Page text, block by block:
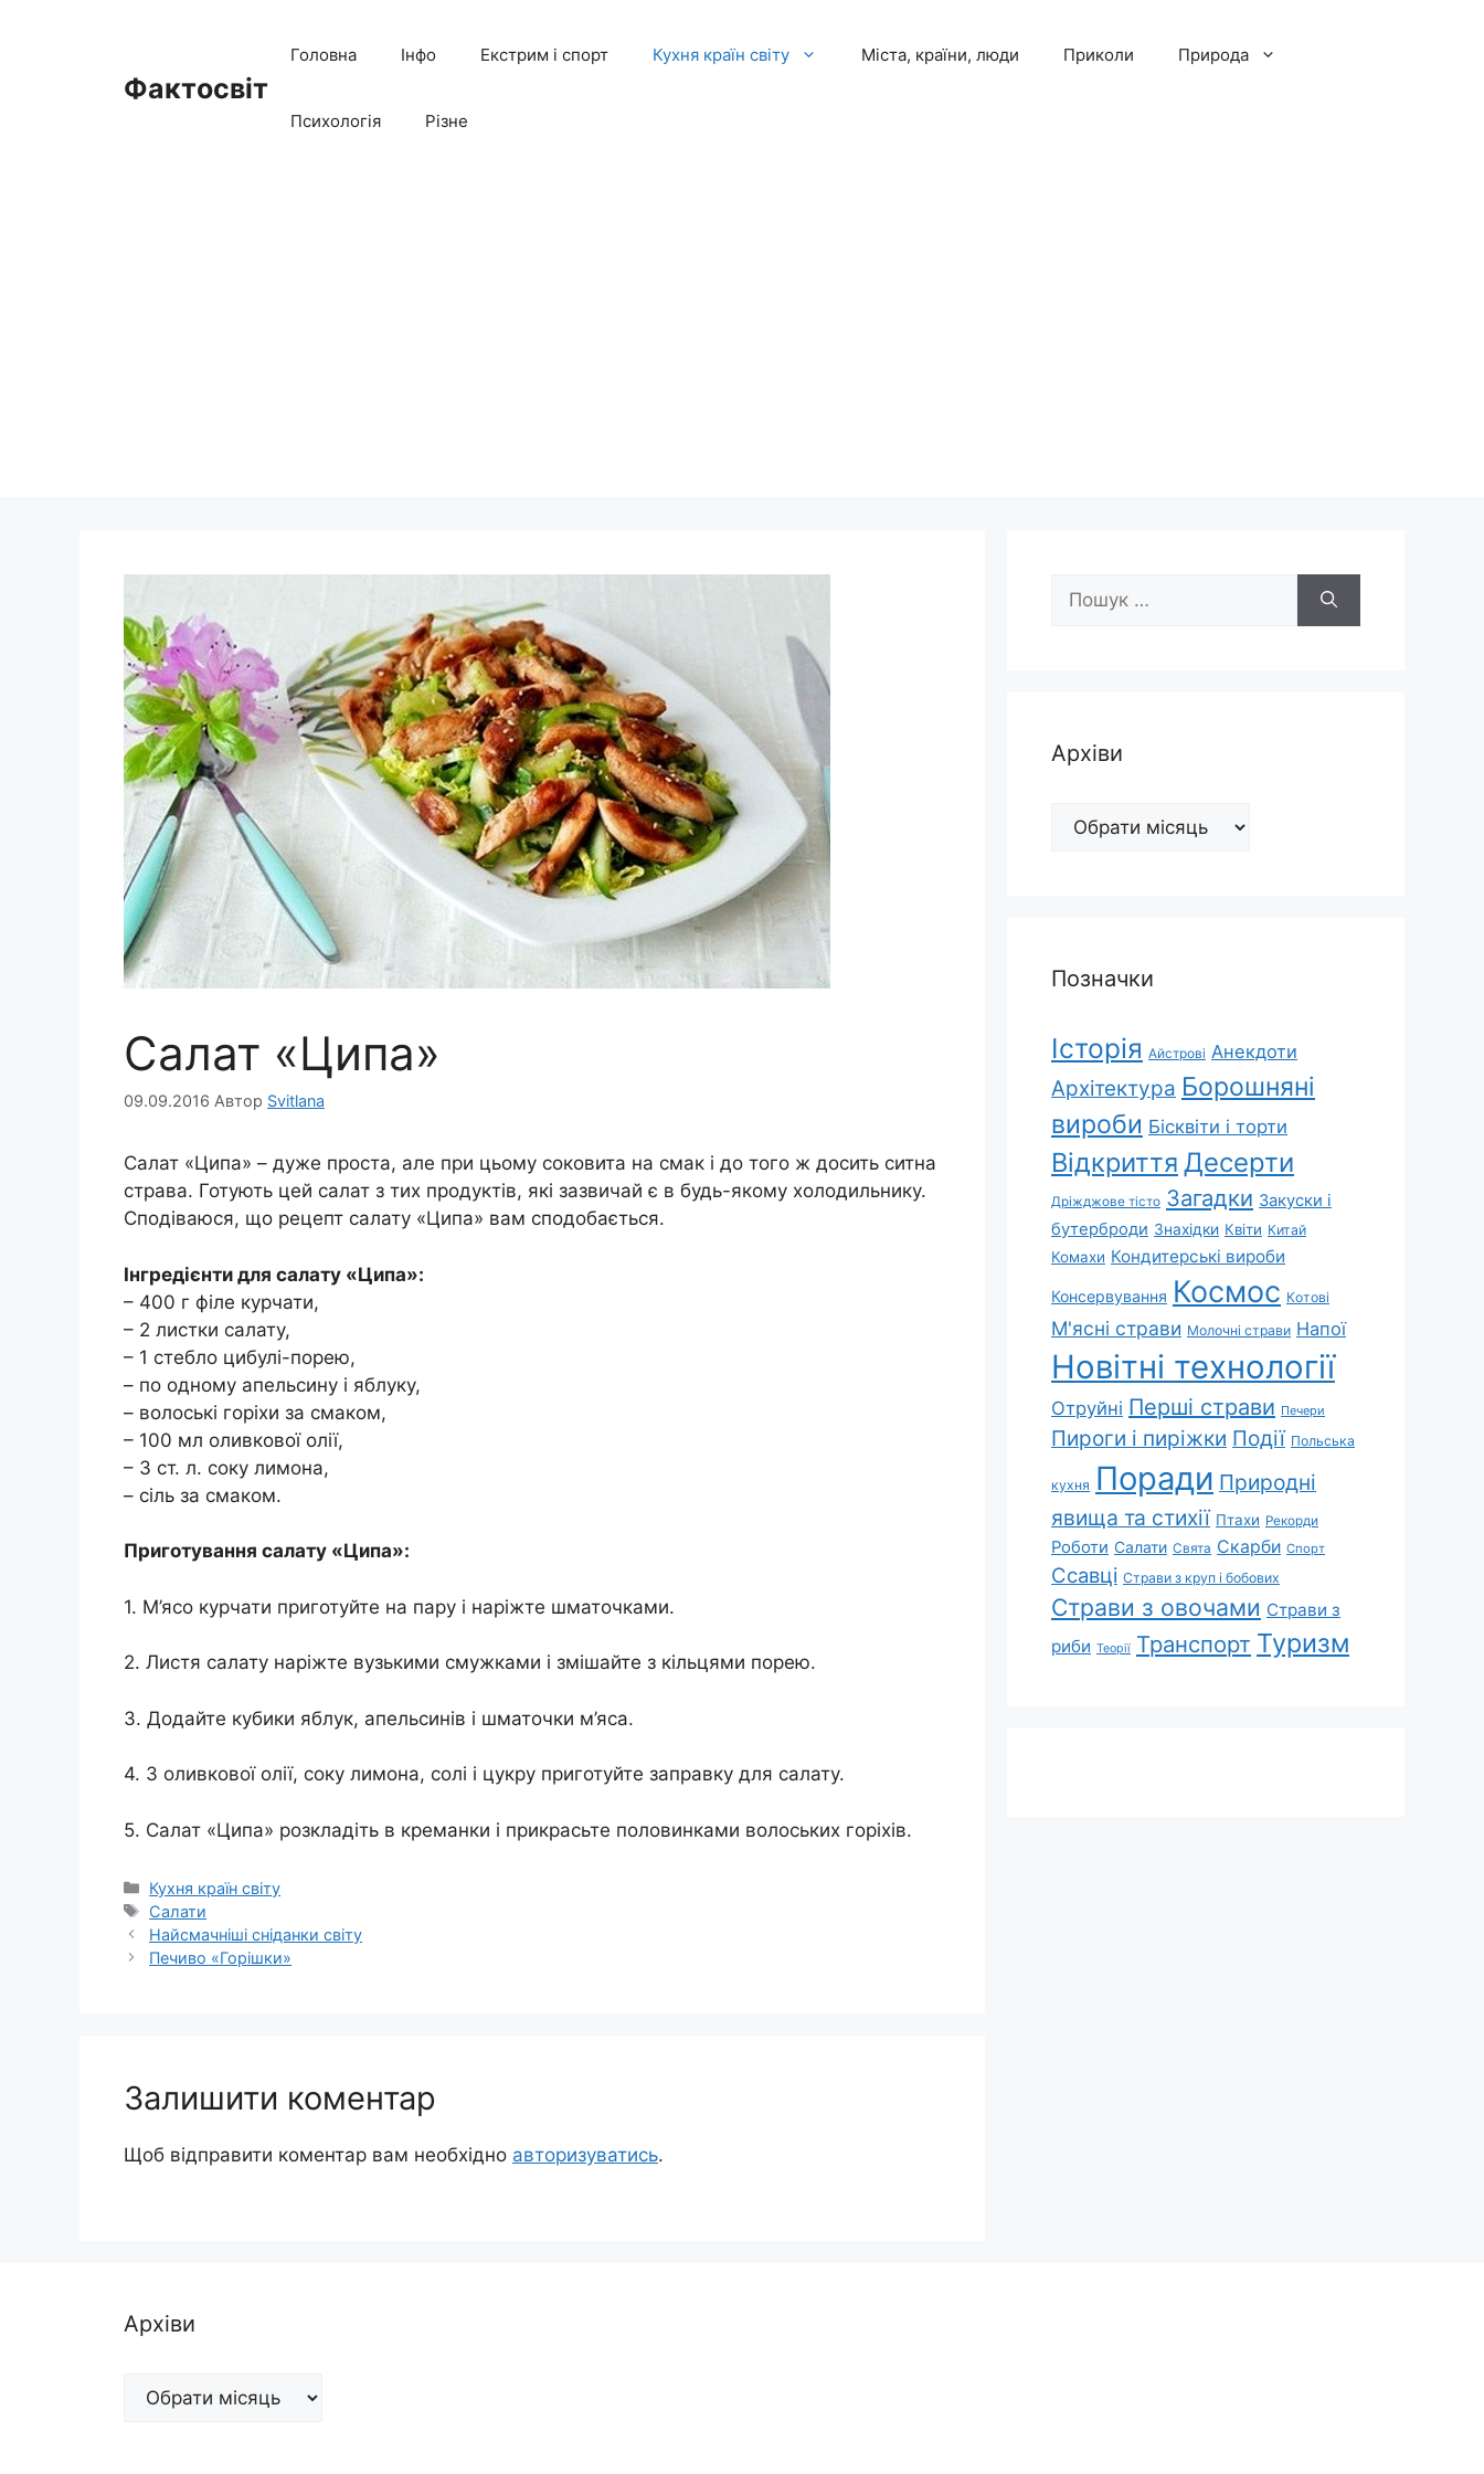
Фактосвіт
Головна Інфо Екстрим і спорт Кухня країн світу Міста, країни, люди Приколи Природа
Психологія Різне
Салат «Ципа»
09.09.2016 Автор Svitlana
Салат «Ципа» – дуже проста, але при цьому соковита на смак і до того ж досить ситна
страва. Готують цей салат з тих продуктів, які зазвичай є в будь-якому холодильнику.
Сподіваюся, що рецепт салату «Ципа» вам сподобається.
Інгредієнти для салату «Ципа»:
– 400 г філе курчати,
– 2 листки салату,
– 1 стебло цибулі-порею,
– по одному апельсину і яблуку,
– волоські горіхи за смаком,
– 100 мл оливкової олії,
– 3 ст. л. соку лимона,
– сіль за смаком.
Приготування салату «Ципа»:
1. М’ясо курчати приготуйте на пару і наріжте шматочками.
2. Листя салату наріжте вузькими смужками і змішайте з кільцями порею.
3. Додайте кубики яблук, апельсинів і шматочки м’яса.
4. З оливкової олії, соку лимона, солі і цукру приготуйте заправку для салату.
5. Салат «Ципа» розкладіть в креманки і прикрасьте половинками волоських горіхів.
Категорії
Кухня країн світу
Позначки
Салати
Найсмачніші сніданки світу
Печиво «Горішки»
Залишити коментар
Щоб відправити коментар вам необхідно авторизуватись.
Пошук:
Архіви
Архіви
Позначки
Історія Айстрові Анекдоти
Архітектура Борошняні
вироби Бісквіти і торти
Відкриття Десерти
Дріжджове тісто Загадки Закуски і
бутерброди Знахідки Квіти Китай
Комахи Кондитерські вироби
Консервування Космос Котові
М'ясні страви Молочні страви Напої
Новітні технології
Отруйні Перші страви Печери
Пироги і пиріжки Події Польська
кухня Поради Природні
явища та стихії Птахи Рекорди
Роботи Салати Свята Скарби Спорт
Ссавці Страви з круп і бобових
Страви з овочами Страви з
риби Теорії Транспорт Туризм
Архіви
Архіви